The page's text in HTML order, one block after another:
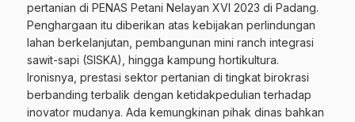
pertanian di PENAS Petani Nelayan XVI 2023 di Padang.
Penghargaan itu diberikan atas kebijakan perlindungan
lahan berkelanjutan, pembangunan mini ranch integrasi
sawit-sapi (SISKA), hingga kampung hortikultura.
Ironisnya, prestasi sektor pertanian di tingkat birokrasi
berbanding terbalik dengan ketidakpedulian terhadap
inovator mudanya. Ada kemungkinan pihak dinas bahkan